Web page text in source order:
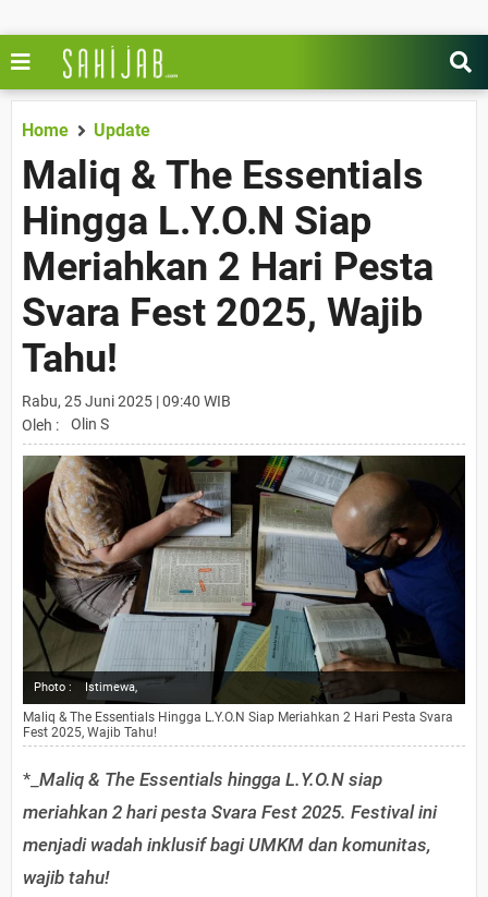
Home Update
Maliq & The Essentials
Hingga L.Y.O.N Siap
Meriahkan 2 Hari Pesta
Svara Fest 2025, Wajib
Tahu!
Rabu, 25 Juni 2025 | 09:40 WIB
Oleh :
Olin S
Photo : Istimewa,
Maliq & The Essentials Hingga L.Y.O.N Siap Meriahkan 2 Hari Pesta Svara
Fest 2025, Wajib Tahu!
*_ Maliq & The Essentials hingga L.Y.O.N siap
meriahkan 2 hari pesta Svara Fest 2025. Festival ini
menjadi wadah inklusif bagi UMKM dan komunitas,
wajib tahu!